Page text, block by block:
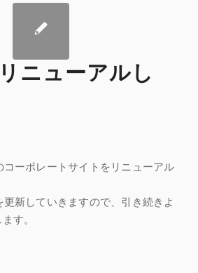
ニューアルし
ーポレートサイトをリニューアル
新していきますので、引き続きよ
す。